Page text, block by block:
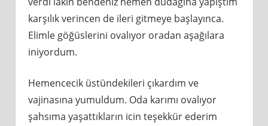
karşılık verincen de ileri gitmeye başlayınca.
Elimle göğüslerini ovalıyor oradan aşağılara
iniyordum.
Hemencecik üstündekileri çıkardım ve
vajinasına yumuldum. Oda karımı ovalıyor
şahsıma yaşattıkların icin teşekkür ederim